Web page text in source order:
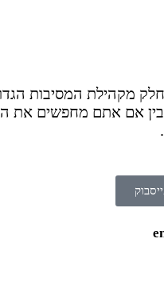
מקהילת המסיבות